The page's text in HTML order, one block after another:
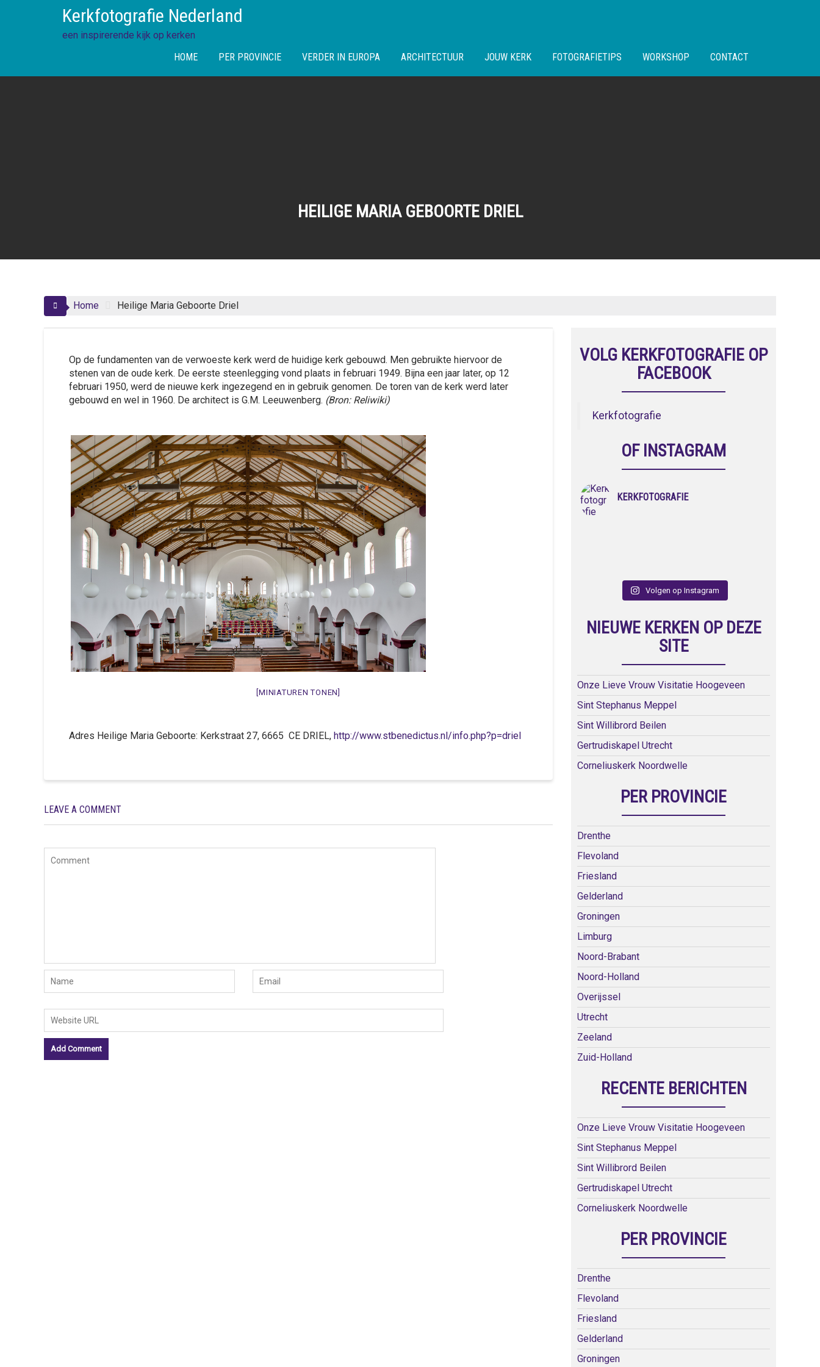
Kerkfotografie Nederland
een inspirerende kijk op kerken
HOME
PER PROVINCIE VERDER IN EUROPA ARCHITECTUUR JOUW KERK FOTOGRAFIETIPS WORKSHOP CONTACT
HEILIGE MARIA GEBOORTE DRIEL
Home Heilige Maria Geboorte Driel
Op de fundamenten van de verwoeste kerk werd de huidige kerk gebouwd. Men gebruikte hiervoor de
stenen van de oude kerk. De eerste steenlegging vond plaats in februari 1949. Bijna een jaar later, op 12
februari 1950, werd de nieuwe kerk ingezegend en in gebruik genomen. De toren van de kerk werd later
gebouwd en wel in 1960. De architect is G.M. Leeuwenberg. (Bron: Reliwiki)
[MINIATUREN TONEN]
Adres Heilige Maria Geboorte: Kerkstraat 27, 6665 CE DRIEL, http://www.stbenedictus.nl/info.php?p=driel
LEAVE A COMMENT
VOLG KERKFOTOGRAFIE OP
FACEBOOK
Kerkfotografie
OF INSTAGRAM
KERKFOTOGRAFIE
Volgen op Instagram
NIEUWE KERKEN OP DEZE
SITE
Onze Lieve Vrouw Visitatie Hoogeveen
Sint Stephanus Meppel
Sint Willibrord Beilen
Gertrudiskapel Utrecht
Corneliuskerk Noordwelle
PER PROVINCIE
Drenthe
Flevoland
Friesland
Gelderland
Groningen
Limburg
Noord-Brabant
Noord-Holland
Overijssel
Utrecht
Zeeland
Zuid-Holland
RECENTE BERICHTEN
Onze Lieve Vrouw Visitatie Hoogeveen
Sint Stephanus Meppel
Sint Willibrord Beilen
Gertrudiskapel Utrecht
Corneliuskerk Noordwelle
PER PROVINCIE
Drenthe
Flevoland
Friesland
Gelderland
Groningen